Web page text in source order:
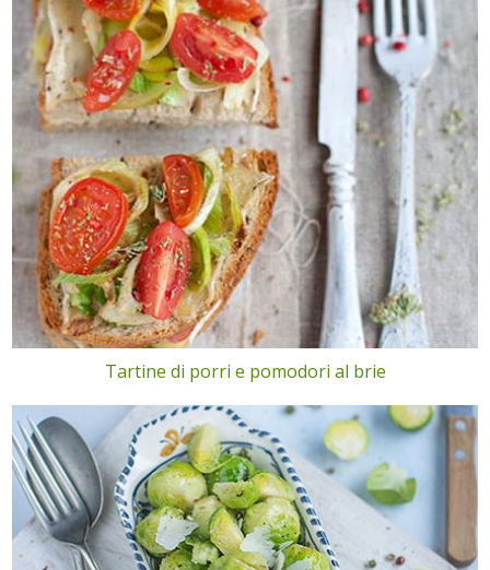
Tartine di porri e pomodori al brie